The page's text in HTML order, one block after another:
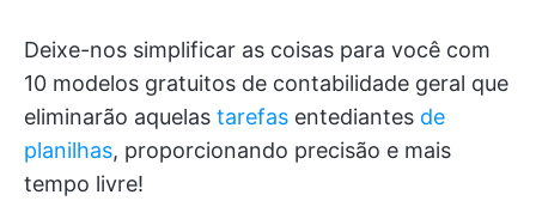
Deixe-nos simplificar as coisas para você com
10 modelos gratuitos de contabilidade geral que
eliminarão aquelas tarefas entediantes de
planilhas, proporcionando precisão e mais
tempo livre!